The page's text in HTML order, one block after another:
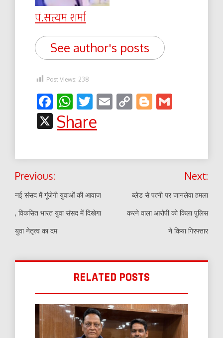
पं.सत्यम शर्मा
See author's posts
Post Views: 238
Facebook
WhatsApp
Twitter
EmailCopyBlogger
X
Share
Post
navigation
Previous:
नई संसद में गूंजेगी युवाओं की आवाज
, विकसित भारत युवा संसद में दिखेगा
युवा नेतृत्व का दम
Next:
ब्लेड से पत्नी पर जानलेवा हमला
करने वाला आरोपी को किला पुलिस
ने किया गिरफ्तार
RELATED POSTS